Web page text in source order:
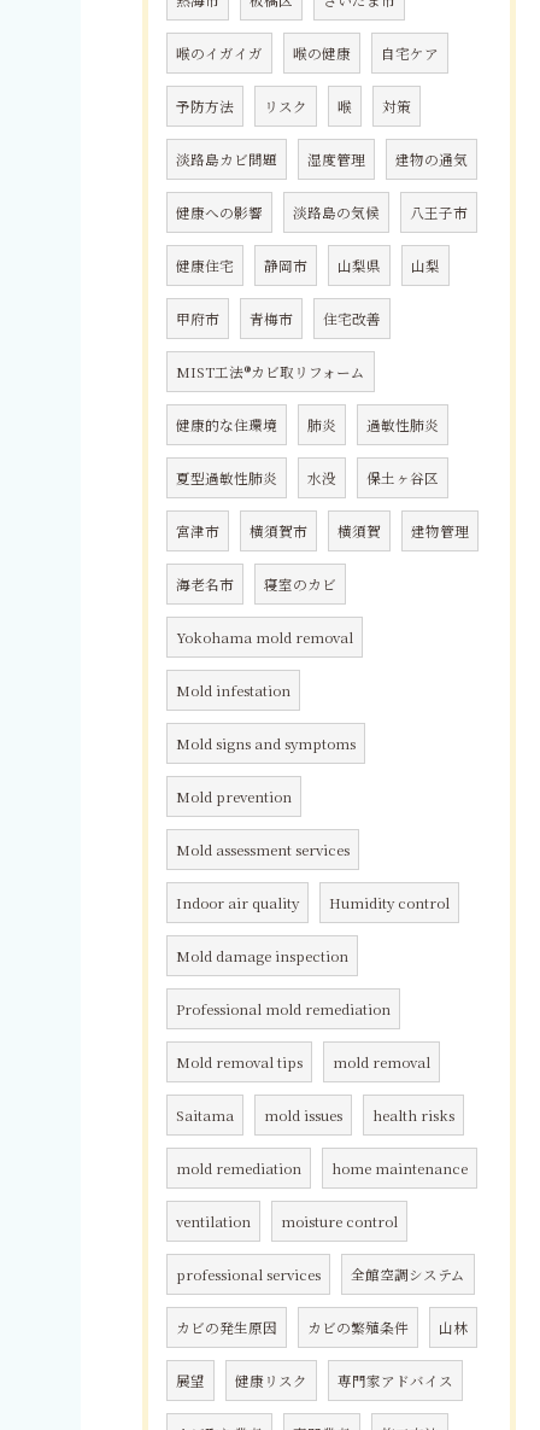
喉のイガイガ 喉の健康 自宅ケア
予防方法 リスク 喉 対策
淡路島カビ問題 湿度管理 建物の通気
健康への影響 淡路島の気候 八王子市
健康住宅 静岡市 山梨県 山梨
甲府市 青梅市 住宅改善
MIST工法®カビ取リフォーム
健康的な住環境 肺炎 過敏性肺炎
夏型過敏性肺炎 水没 保土ヶ谷区
宮津市 横須賀市 横須賀 建物管理
海老名市 寝室のカビ
Yokohama mold removal
Mold infestation
Mold signs and symptoms
Mold prevention
Mold assessment services
Indoor air quality Humidity control
Mold damage inspection
Professional mold remediation
Mold removal tips mold removal
Saitama mold issues health risks
mold remediation home maintenance
ventilation moisture control
professional services 全館空調システム
カビの発生原因 カビの繁殖条件 山林
展望 健康リスク 専門家アドバイス